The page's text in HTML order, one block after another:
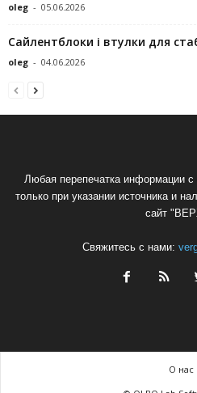
oleg - 05.06.2026
Сайлентблоки і втулки для
oleg - 04.06.2026
Любая перепечатка информации с
только при указании источника и
сайт
Свяжитесь с нами:
О нас